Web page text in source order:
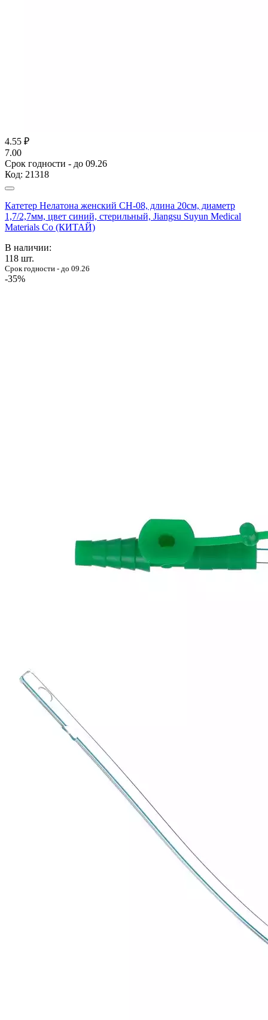
4.55 ₽
7.00
Срок годности - до 09.26
Код: 21318
Катетер Нелатона женский CH-08, длина 20см, диаметр
1,7/2,7мм, цвет синий, стерильный, Jiangsu Suyun Medical
Materials Co (КИТАЙ)
В наличии:
118 шт.
Срок годности - до 09.26
-35%